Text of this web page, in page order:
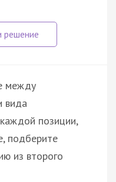
между
вида
позиции,
подберите
из второго